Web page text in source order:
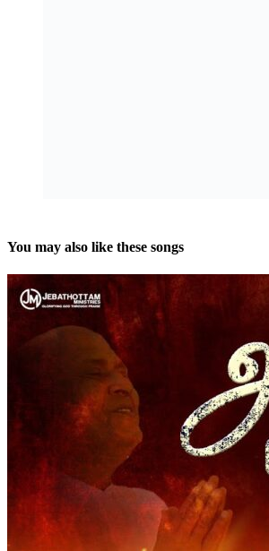
You may also like these songs